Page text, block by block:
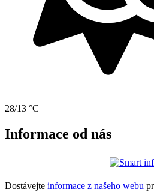
28/13 °C
Informace od nás
Dostávejte informace z našeho webu